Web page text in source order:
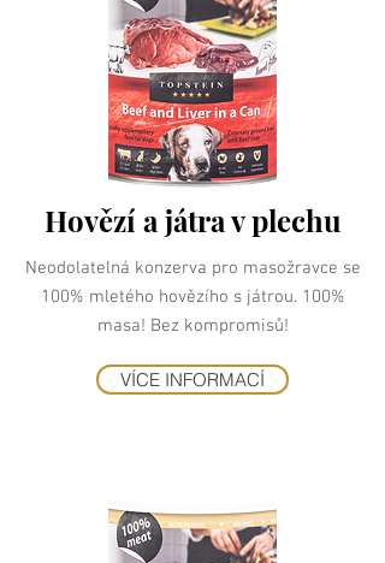
Hovězí a játra v plechu
Neodolatelná konzerva pro masožravce se
100% mletého hovězího s játrou. 100%
masa! Bez kompromisů!
VÍCE INFORMACÍ